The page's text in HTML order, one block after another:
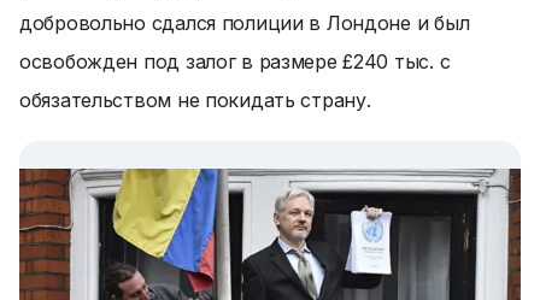
добровольно сдался полиции в Лондоне и был
освобожден под залог в размере £240 тыс. с
обязательством не покидать страну.